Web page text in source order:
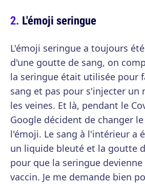
L'émoji seringue
L'émoji seringue a toujours
d'une goutte de sang, on
la seringue était utilisée pour
sang et pas pour s'injecter un
les veines. Et là, pendant le
Google décident de changer
l'émoji. Le sang à l'intérieur a
un liquide bleuté et la goutte
pour que la seringue
vaccin. Je me demande bien